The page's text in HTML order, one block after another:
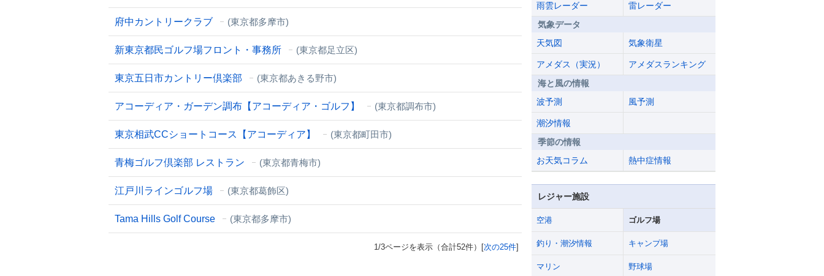
府中カントリークラブ (東京都多摩市)
新東京都民ゴルフ場フロント・事務所 (東京都足立区)
東京五日市カントリー倶楽部 (東京都あきる野市)
アコーディア・ガーデン調布【アコーディア・ゴルフ】 (東京都調布市)
東京相武CCショートコース【アコーディア】 (東京都町田市)
青梅ゴルフ倶楽部 レストラン (東京都青梅市)
江戸川ラインゴルフ場 (東京都葛飾区)
Tama Hills Golf Course (東京都多摩市)
1/3ページを表示（合計52件）[次の25件]
雨雲レーダー
雷レーダー
気象データ
天気図
気象衛星
アメダス（実況）
アメダスランキング
海と風の情報
波予測
風予測
潮汐情報
季節の情報
お天気コラム
熱中症情報
レジャー施設
空港 ゴルフ場
釣り・潮汐情報 キャンプ場
マリン 野球場